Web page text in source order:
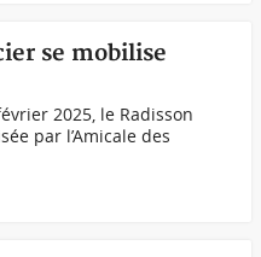
se mobilise
2025, le Radisson
par l’Amicale des